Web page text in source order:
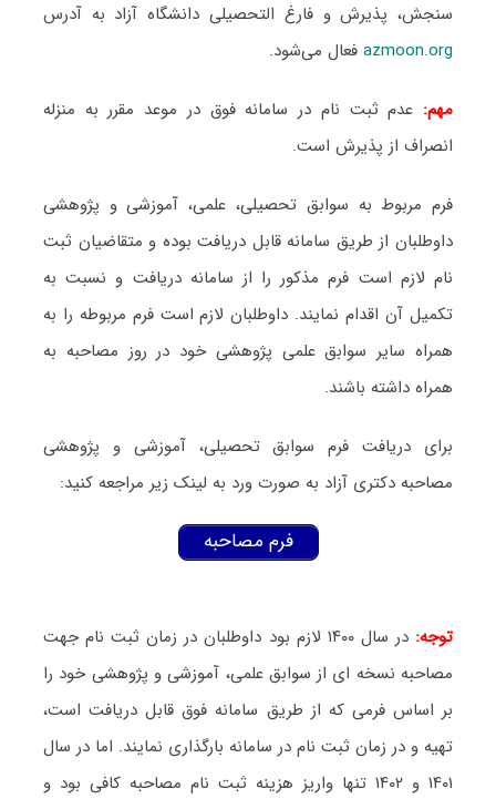
سنجش، پذیرش و فارغ التحصیلی دانشگاه‌ آزاد به آدرس
azmoon.orgفعال می‌شود.
مهم: عدم ثبت نام در سامانه فوق در موعد مقرر به منزله
انصراف از پذیرش است.
فرم مربوط به سوابق تحصیلی، علمی، آموزشی و پژوهشی
داوطلبان از طریق سامانه قابل دریافت بوده و متقاضیان ثبت
نام لازم است فرم مذکور را از سامانه دریافت و نسبت به
تکمیل آن اقدام نمایند. داوطلبان لازم است فرم مربوطه را به
همراه سایر سوابق علمی پژوهشی خود در روز مصاحبه به
همراه داشته باشند.
برای دریافت فرم سوابق تحصیلی، آموزشی و پژوهشی
مصاحبه دکتری آزاد به صورت ورد به لینک زیر مراجعه کنید:
فرم مصاحبه
توجه:
در سال ۱۴۰۰ لازم بود داوطلبان در زمان ثبت نام جهت
مصاحبه نسخه ای از سوابق علمی، آموزشی و پژوهشی خود را
بر اساس فرمی که از طریق سامانه فوق قابل دریافت است،
تهیه و در زمان ثبت نام در سامانه بارگذاری نمایند. اما در سال
۱۴۰۱ و ۱۴۰۲ تنها واریز هزینه ثبت نام مصاحبه کافی بود و